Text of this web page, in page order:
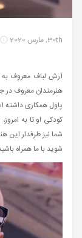
30th, مارس 2020
آرش لباف معروف به
هنرمندان معروف
پاول همکاری داشته
کودکی او تا به
شما نیز طرفدار این
شوید با ما همراه